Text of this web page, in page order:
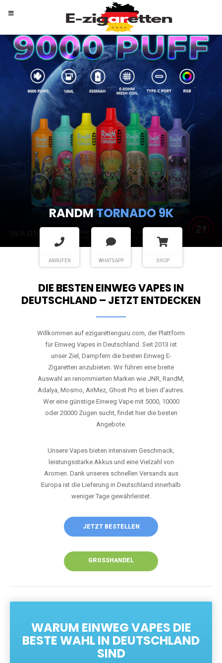
RANDMTORNADO 9K
ANRUFEN WHATSAPP SHOP
DIE BESTEN EINWEG VAPES IN
DEUTSCHLAND – JETZT ENTDECKEN
Willkommen auf ezigarettenguru.com, der Plattform
für Einweg Vapes in Deutschland. Seit 2013 ist
unser Ziel, Dampfern die besten Einweg E-
Zigaretten anzubieten. Wir führen eine breite
Auswahl an renommierten Marken wie JNR, RandM,
Adalya, Mosmo, AirMez, Ghost Pro et bien d'autres.
Wer eine günstige Einweg Vape mit 5000, 10000
oder 20000 Zügen sucht, findet hier die besten
Angebote.
Unsere Vapes bieten intensiven Geschmack,
leistungsstarke Akkus und eine Vielzahl von
Aromen. Dank unseres schnellen Versands aus
Europa ist die Lieferung in Deutschland innerhalb
weniger Tage gewährleistet.
JETZT BESTELLEN
GROSSHANDEL
WARUM EINWEG VAPES DIE
BESTE WAHL IN DEUTSCHLAND
SIND